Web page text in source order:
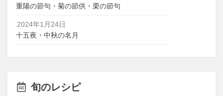
重陽の節句・菊の節供・栗の節句
2024年1月24日
十五夜・中秋の名月
旬のレシピ